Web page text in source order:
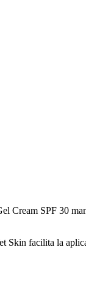
Cream SPF 30
Skin facilita la